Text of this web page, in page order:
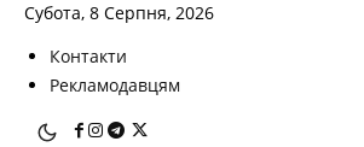
Субота, 8 Серпня, 2026
Контакти
Рекламодавцям